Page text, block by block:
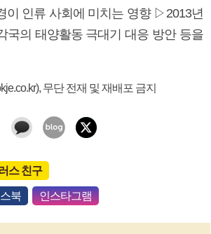
인류 사회에 미치는 영향 ▷2013년
의 태양활동 극대기 대응 방안 등을
무단 전재 및 재배포 금지
스 친구
북 인스타그램